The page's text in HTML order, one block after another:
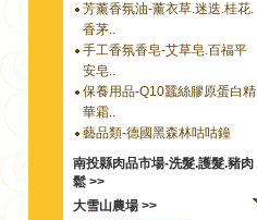
芳薰香氛油-薰衣草.迷迭.桂花.
香茅..
手工香氛香皂-艾草皂.百福平
安皂..
保養用品-Q10蠶絲膠原蛋白精
華霜..
藝品類-德國黑森林咕咕鐘
南投縣肉品市場-洗髮.護髮.豬肉
鬆 >>
大雪山農場 >>